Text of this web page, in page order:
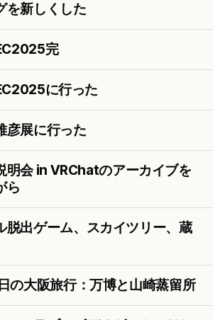
を新しくした
完
に行った
彦展に行った
明会 in VRChatのアーカイブを
ら
脱出ゲーム、スカイツリー、蔵
の大阪旅行：万博と山崎蒸留所